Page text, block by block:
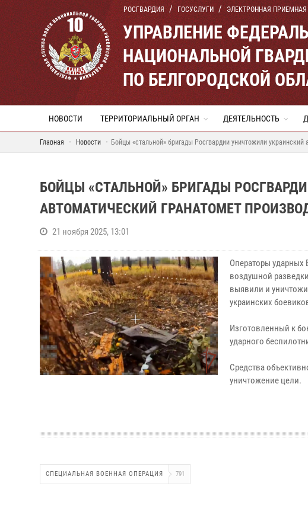
РОСГВАРДИЯ ГОСУСЛУГИ ЭЛЕКТРОННАЯ ПРИЕМНАЯ
УПРАВЛЕНИЕ
НАЦИОНАЛЬНОЙ
ПО БЕЛГОРОДСКОЙ
НОВОСТИ ТЕРРИТОРИАЛЬНЫЙ ОРГАН ДЕЯТЕЛЬНОСТЬ
Главная Новости Бойцы «стальной» бригады Росгвардии уничтожили
БОЙЦЫ «СТАЛЬНОЙ» БРИГАДЫ
АВТОМАТИЧЕСКИЙ ГРАНАТОМЕТ
21 ноября 2025, 13:01
Операторы ударных
воздушной
выявили и
украинских
Изготовленный к
ударного
Средства
уничтожение цели.
СПЕЦИАЛЬНАЯ ВОЕННАЯ ОПЕРАЦИЯ 791